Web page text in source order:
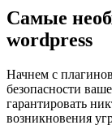
Самые
wordpress
Начнем с
безопасности
гарантировать
возникновения